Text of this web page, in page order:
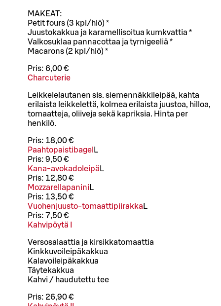
MAKEAT:
Petit fours (3 kpl/hlö) *
Juustokakkua ja karamellisoitua kumkvattia *
Valkosuklaa pannacottaa ja tyrnigeeliä *
Macarons (2 kpl/hlö) *
Pris: 6,00 €
Charcuterie
Leikkelelautanen sis. siemennäkkileipää, kahta
erilaista leikkelettä, kolmea erilaista juustoa, hilloa,
tomaatteja, oliiveja sekä kapriksia. Hinta per
henkilö.
Pris: 18,00 €
Paahtopaistibagel L
Pris: 9,50 €
Kana-avokadoleipä L
Pris: 12,80 €
Mozzarellapanini L
Pris: 13,50 €
Vuohenjuusto-tomaattipiirakka L
Pris: 7,50 €
Kahvipöytä I
Versosalaattia ja kirsikkatomaattia
Kinkkuvoileipäkakkua
Kalavoileipäkakkua
Täytekakkua
Kahvi / haudutettu tee
Pris: 26,90 €